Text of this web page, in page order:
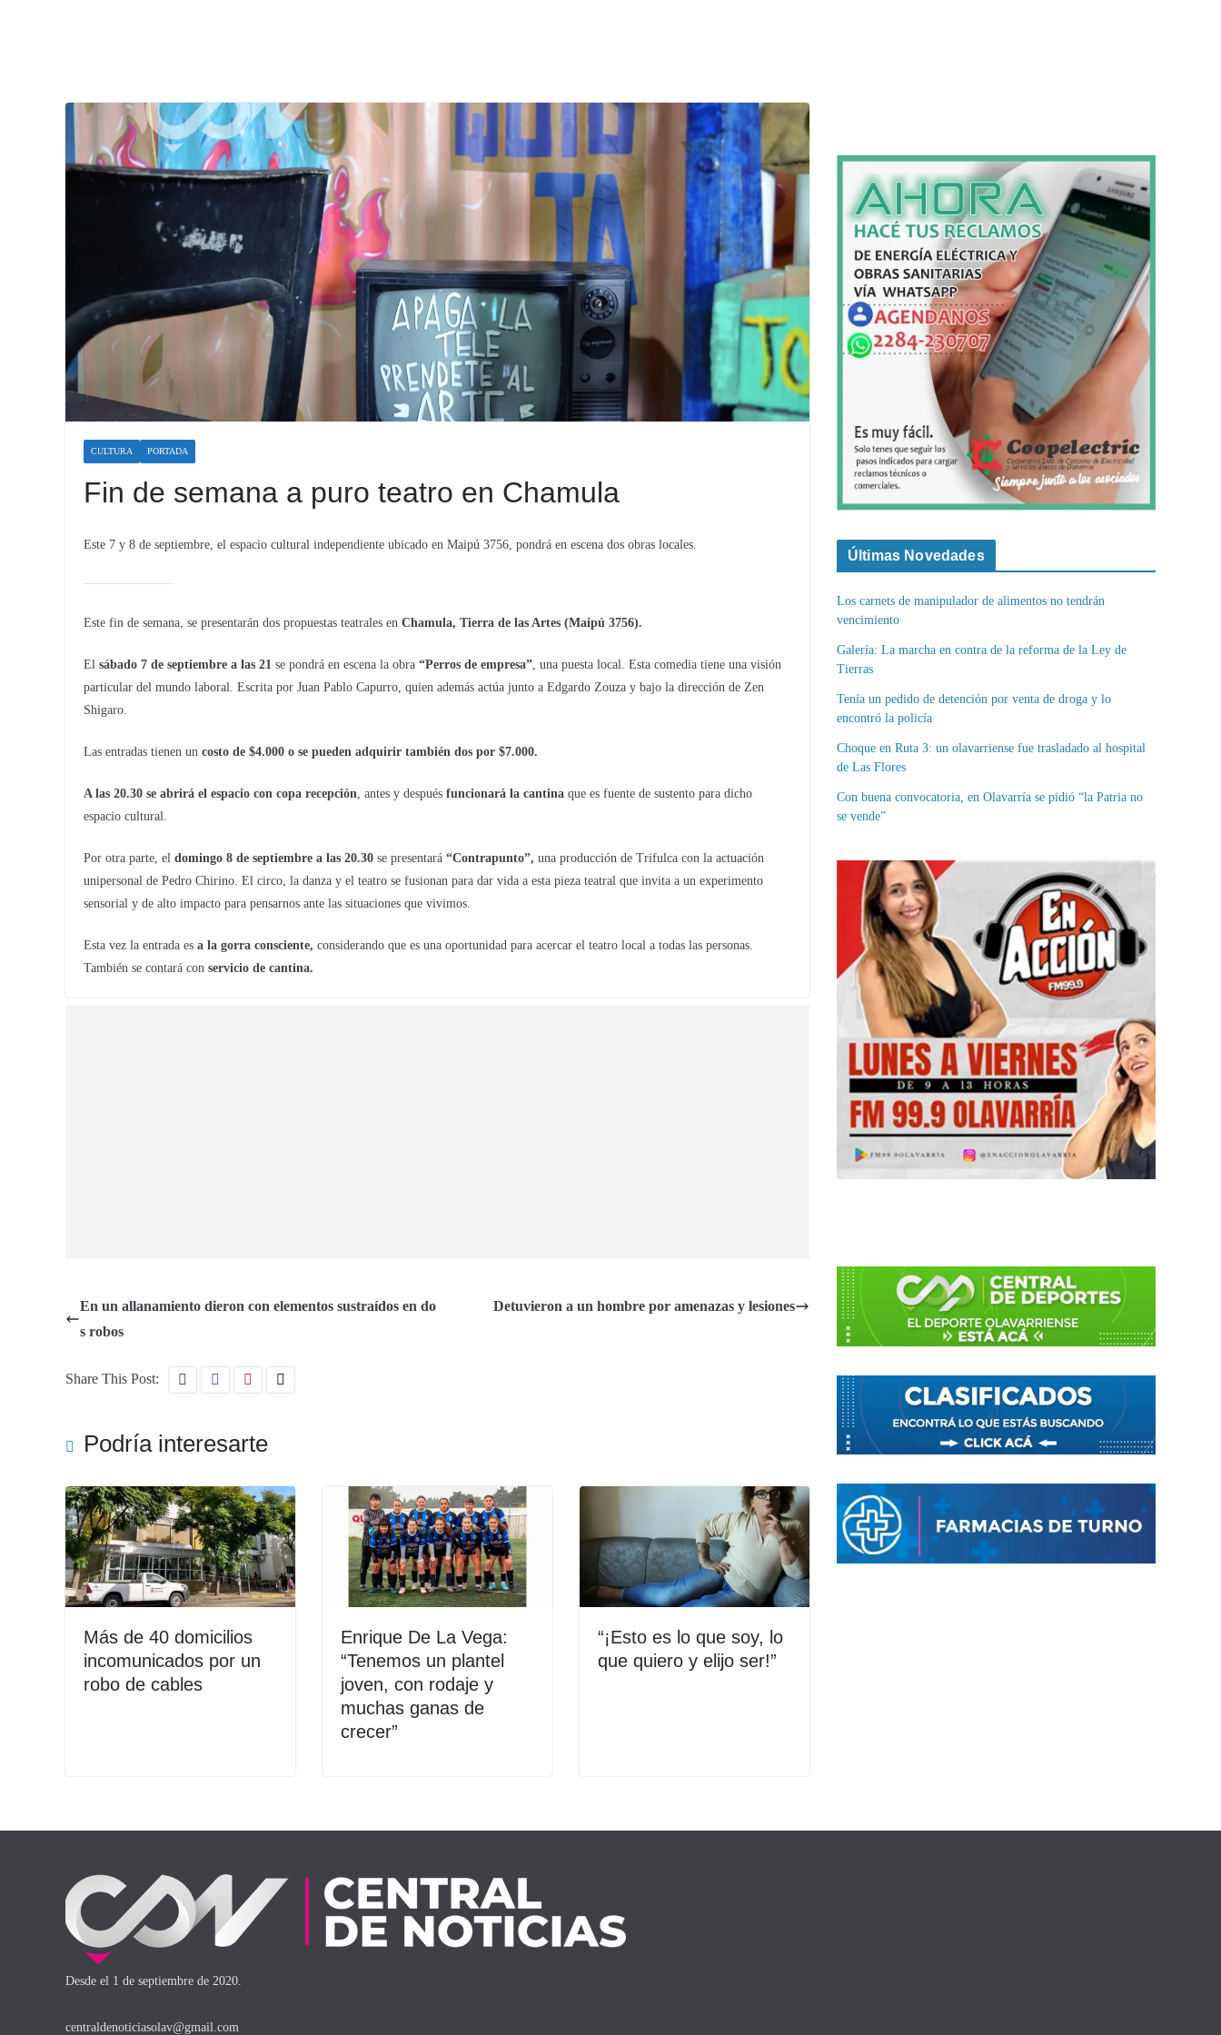
CULTURA PORTADA
Fin de semana a puro teatro en Chamula
Este 7 y 8 de septiembre, el espacio cultural independiente ubicado en Maipú 3756, pondrá en escena dos obras locales.
Este fin de semana, se presentarán dos propuestas teatrales en Chamula, Tierra de las Artes (Maipú 3756).
El sábado 7 de septiembre a las 21 se pondrá en escena la obra “Perros de empresa”, una puesta local. Esta comedia tiene una visión
particular del mundo laboral. Escrita por Juan Pablo Capurro, quien además actúa junto a Edgardo Zouza y bajo la dirección de Zen
Shigaro.
Las entradas tienen un costo de $4.000 o se pueden adquirir también dos por $7.000.
A las 20.30 se abrirá el espacio con copa recepción, antes y después funcionará la cantina que es fuente de sustento para dicho
espacio cultural.
Por otra parte, el domingo 8 de septiembre a las 20.30 se presentará “Contrapunto”, una producción de Trifulca con la actuación
unipersonal de Pedro Chirino. El circo, la danza y el teatro se fusionan para dar vida a esta pieza teatral que invita a un experimento
sensorial y de alto impacto para pensarnos ante las situaciones que vivimos.
Esta vez la entrada es a la gorra consciente, considerando que es una oportunidad para acercar el teatro local a todas las personas.
También se contará con servicio de cantina.
En un allanamiento dieron con elementos sustraídos en do
s robos
Detuvieron a un hombre por amenazas y lesiones
Share This Post:
Podría interesarte
Más de 40 domicilios
incomunicados por un
robo de cables
Enrique De La Vega:
“Tenemos un plantel
joven, con rodaje y
muchas ganas de
crecer”
“¡Esto es lo que soy, lo
que quiero y elijo ser!”
Últimas Novedades
Los carnets de manipulador de alimentos no tendrán
vencimiento
Galería: La marcha en contra de la reforma de la Ley de
Tierras
Tenía un pedido de detención por venta de droga y lo
encontró la policía
Choque en Ruta 3: un olavarriense fue trasladado al hospital
de Las Flores
Con buena convocatoria, en Olavarría se pidió “la Patria no
se vende”
Desde el 1 de septiembre de 2020.
centraldenoticiasolav@gmail.com